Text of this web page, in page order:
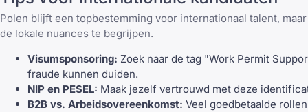
Polen blijft een topbestemming voor internationaal talent,
de lokale nuances te begrijpen.
Visumsponsoring: Zoek naar de tag "Work Permit
fraude kunnen duiden.
NIP en PESEL: Maak jezelf vertrouwd met deze
B2B vs. Arbeidsovereenkomst: Veel goedbetaalde